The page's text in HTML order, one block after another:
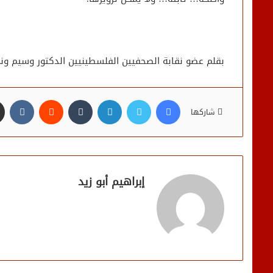
بقلم عضو نقابة الصحفيين الفلسطينيين الدكتور وسيم
شاركها
فيسبوك تويتر لينكدإن
إبراهيم أبو زيد